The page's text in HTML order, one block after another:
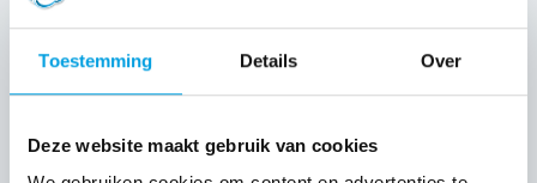
Toestemming Details Over
Deze website maakt gebruik van cookies